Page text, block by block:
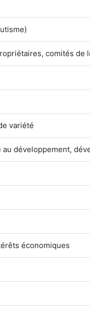
comités de
variété
développement,
économiques